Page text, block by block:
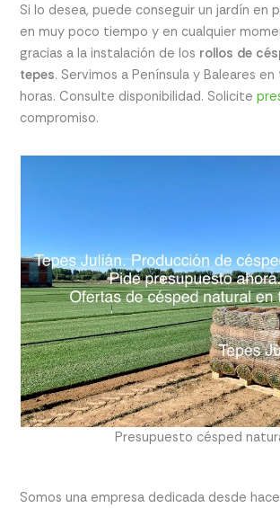
Si lo desea, puede conseguir un jardín en
en muy poco tiempo y en cualquier
gracias a la instalación de los rollos de
tepes. Servimos a Península y Baleares
horas. Consulte disponibilidad. Solicite
compromiso.
Presupuesto césped
Somos una empresa dedicada desde